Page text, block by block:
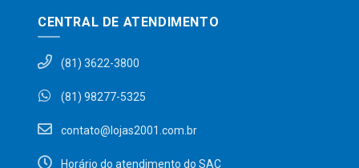
CENTRAL DE ATENDIMENTO
(81) 3622-3800
(81) 98277-5325
contato@lojas2001.com.br
Horário do atendimento do SAC